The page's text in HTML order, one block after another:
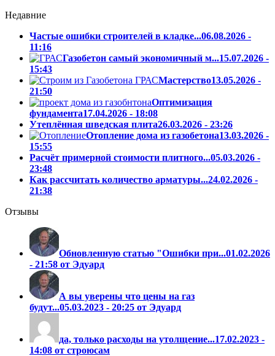
Недавние
Частые ошибки строителей в кладке...06.08.2026 -
11:16
Газобетон самый экономичный м...15.07.2026 -
15:43
Мастерство13.05.2026 -
21:50
Оптимизация
фундамента17.04.2026 - 18:08
Утеплённая шведская плита26.03.2026 - 23:26
Отопление дома из газобетона13.03.2026 -
15:55
Расчёт примерной стоимости плитного...05.03.2026 -
23:48
Как рассчитать количество арматуры...24.02.2026 -
21:38
Отзывы
Обновленную статью "Ошибки при...01.02.2026
- 21:58 от Эдуард
А вы уверены что цены на газ
будут...05.03.2023 - 20:25 от Эдуард
да, только расходы на утолщение...17.02.2023 -
14:08 от строюсам